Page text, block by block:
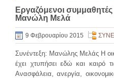
Εργαζόμενοι
Μανώλη Μελά
9 Φεβρουαρίου 2015
Συνέντεξη: Μανώλης Μελάς Η
έχει χτυπήσει εδώ και καιρό
Ανασφάλεια, ανεργία,